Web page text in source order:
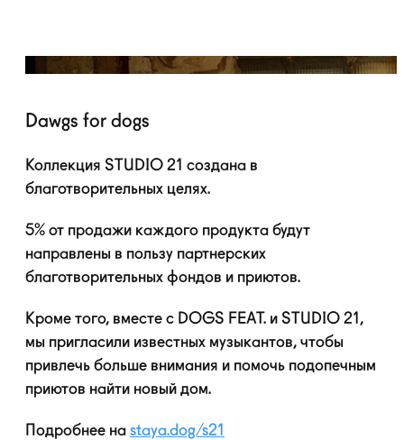
Dawgs for dogs
Коллекция STUDIO 21 создана в
благотворительных целях.
5% от продажи каждого продукта будут
направлены в пользу партнерских
благотворительных фондов и приютов.
Кроме того, вместе с DOGS FEAT. и STUDIO 21,
мы пригласили известных музыкантов, чтобы
привлечь больше внимания и помочь подопечным
приютов найти новый дом.
Подробнее на staya.dog/s21